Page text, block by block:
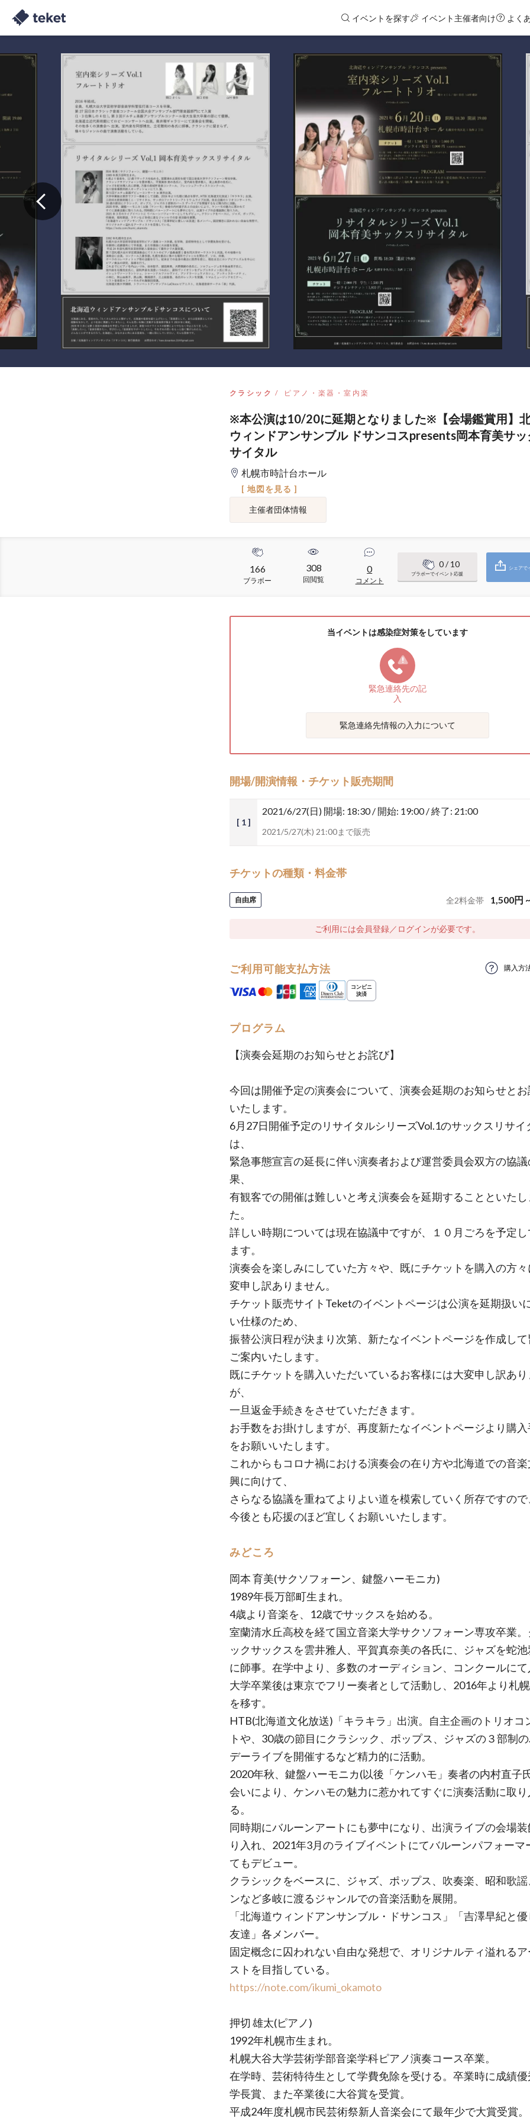
イベントを探す イベント主催者向け よく
クラシック ピアノ・楽器・室内楽
※本公演は10/20に延期となりました※【会場鑑賞用】
ウィンドアンサンブル ドサンコスpresents岡本育美サッ
サイタル
札幌市時計台ホール
[ 地図を見る ]
主催者団体情報
166
ブラボー
308
回閲覧
0
コメント
0/ 10
ブラボーでイベント応援
シェアで
当イベントは感染症対策をしています
緊急連絡先の記
入
緊急連絡先情報の入力について
開場/開演情報・チケット販売期間
[ 1 ]
2021/6/27(日) 開場: 18:30 / 開始: 19:00 / 終了: 21:00
2021/5/27(木) 21:00まで販売
チケットの種類・料金帯
自由席 全2料金帯 1,500円 ~
ご利用には会員登録／ログインが必要です。
ご利用可能支払方法 購入方
プログラム
【演奏会延期のお知らせとお詫び】
今回は開催予定の演奏会について、演奏会延期のお知らせとお
いたします。
6月27日開催予定のリサイタルシリーズVol.1のサックスリサイ
は、
緊急事態宣言の延長に伴い演奏者および運営委員会双方の協
果、
有観客での開催は難しいと考え演奏会を延期することといたし
た。
詳しい時期については現在協議中ですが、１０月ごろを予定し
ます。
演奏会を楽しみにしていた方々や、既にチケットを購入の方々
変申し訳ありません。
チケット販売サイトTeketのイベントページは公演を延期扱い
い仕様のため、
振替公演日程が決まり次第、新たなイベントページを作成して
ご案内いたします。
既にチケットを購入いただいているお客様には大変申し訳あり
が、
一旦返金手続きをさせていただきます。
お手数をお掛けしますが、再度新たなイベントページより購入
をお願いいたします。
これからもコロナ禍における演奏会の在り方や北海道での音
興に向けて、
さらなる協議を重ねてよりよい道を模索していく所存ですので
今後とも応援のほど宜しくお願いいたします。
みどころ
岡本 育美(サクソフォーン、鍵盤ハーモニカ)
1989年長万部町生まれ。
4歳より音楽を、12歳でサックスを始める。
室蘭清水丘高校を経て国立音楽大学サクソフォーン専攻卒業。
ックサックスを雲井雅人、平賀真奈美の各氏に、ジャズを蛇
に師事。在学中より、多数のオーディション、コンクールにて
大学卒業後は東京でフリー奏者として活動し、2016年より札
を移す。
HTB(北海道文化放送)「キラキラ」出演。自主企画のトリオコ
トや、30歳の節目にクラシック、ポップス、ジャズの３部制
デーライブを開催するなど精力的に活動。
2020年秋、鍵盤ハーモニカ(以後「ケンハモ」奏者の内村直子
会いにより、ケンハモの魅力に惹かれてすぐに演奏活動に取
る。
同時期にバルーンアートにも夢中になり、出演ライブの会場装
り入れ、2021年3月のライブイベントにてバルーンパフォーマ
てもデビュー。
クラシックをベースに、ジャズ、ポップス、吹奏楽、昭和歌
ンなど多岐に渡るジャンルでの音楽活動を展開。
「北海道ウィンドアンサンブル・ドサンコス」「吉澤早紀と
友達」各メンバー。
固定概念に囚われない自由な発想で、オリジナルティ溢れるア
ストを目指している。
https://note.com/ikumi_okamoto
押切 雄太(ピアノ)
1992年札幌市生まれ。
札幌大谷大学芸術学部音楽学科ピアノ演奏コース卒業。
在学時、芸術特待生として学費免除を受ける。卒業時に成績優
学長賞、また卒業後に大谷賞を受賞。
平成24年度札幌市民芸術祭新人音楽会にて最年少で大賞受賞。